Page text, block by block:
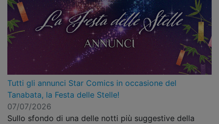
Tutti gli annunci Star Comics in occasione del
Tanabata, la Festa delle Stelle!
07/07/2026
Sullo sfondo di una delle notti più suggestive della